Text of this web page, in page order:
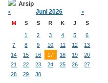
Arsip
< Juni 2026
>
M
S S R K J S
1 2 3 4 5
6
7
8 9 10 11 12
13
14
15 16 17 18 19
20
21
22 23 24 25 26
27
28
29 30